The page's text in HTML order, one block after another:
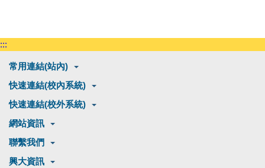
:::
常用連結(站內)
快速連結(校內系統)
快速連結(校外系統)
網站資訊
聯繫我們
興大資訊